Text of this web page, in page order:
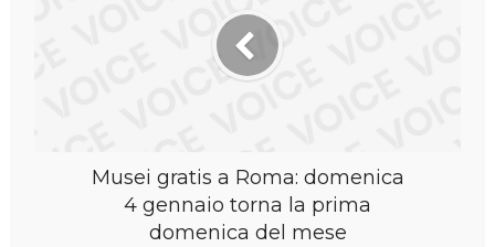
Musei gratis a Roma: domenica
4 gennaio torna la prima
domenica del mese